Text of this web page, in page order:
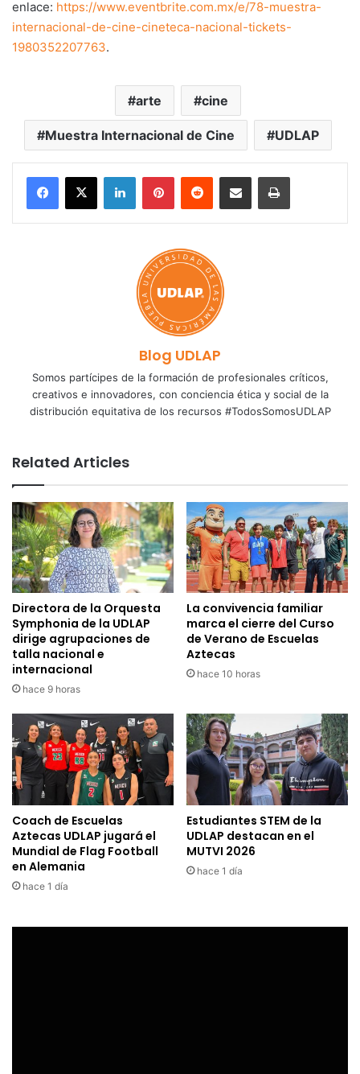
enlace: https://www.eventbrite.com.mx/e/78-muestra-
internacional-de-cine-cineteca-nacional-tickets-
1980352207763.
arte cine
Muestra Internacional de Cine UDLAP
LinkedInPinterestReddit Share via Email Print
Blog UDLAP
Somos partícipes de la formación de profesionales críticos,
creativos e innovadores, con conciencia ética y social de la
distribución equitativa de los recursos #TodosSomosUDLAP
Related Articles
Directora de la Orquesta
Symphonia de la UDLAP
dirige agrupaciones de
talla nacional e
internacional
hace 9 horas
La convivencia familiar
marca el cierre del Curso
de Verano de Escuelas
Aztecas
hace 10 horas
Coach de Escuelas
Aztecas UDLAP jugará el
Mundial de Flag Football
en Alemania
hace 1 día
Estudiantes STEM de la
UDLAP destacan en el
MUTVI 2026
hace 1 día